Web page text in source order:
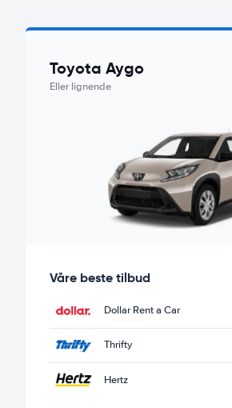
Toyota Aygo
Eller lignende
Våre beste tilbud
Dollar Rent a Car
Thrifty
Hertz